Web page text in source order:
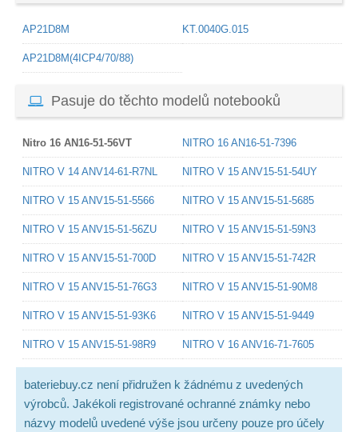
AP21D8M KT.0040G.015
AP21D8M(4ICP4/70/88)
Pasuje do těchto modelů notebooků
Nitro 16 AN16-51-56VT NITRO 16 AN16-51-7396
NITRO V 14 ANV14-61-R7NL NITRO V 15 ANV15-51-54UY
NITRO V 15 ANV15-51-5566 NITRO V 15 ANV15-51-5685
NITRO V 15 ANV15-51-56ZU NITRO V 15 ANV15-51-59N3
NITRO V 15 ANV15-51-700D NITRO V 15 ANV15-51-742R
NITRO V 15 ANV15-51-76G3 NITRO V 15 ANV15-51-90M8
NITRO V 15 ANV15-51-93K6 NITRO V 15 ANV15-51-9449
NITRO V 15 ANV15-51-98R9 NITRO V 16 ANV16-71-7605
bateriebuy.cz není přidružen k žádnému z uvedených
výrobců. Jakékoli registrované ochranné známky nebo
názvy modelů uvedené výše jsou určeny pouze pro účely